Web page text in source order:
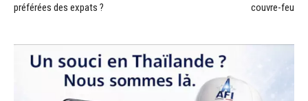
préférées des expats ?
couvre-feu